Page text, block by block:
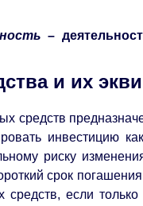
–
и их
средств
инвестицию
риску
срок
средств, если